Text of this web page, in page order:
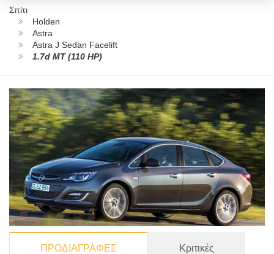
Σπίτι
Holden
Astra
Astra J Sedan Facelift
1.7d MT (110 HP)
ΠΡΟΔΙΑΓΡΑΦΕΣ Κριτικές